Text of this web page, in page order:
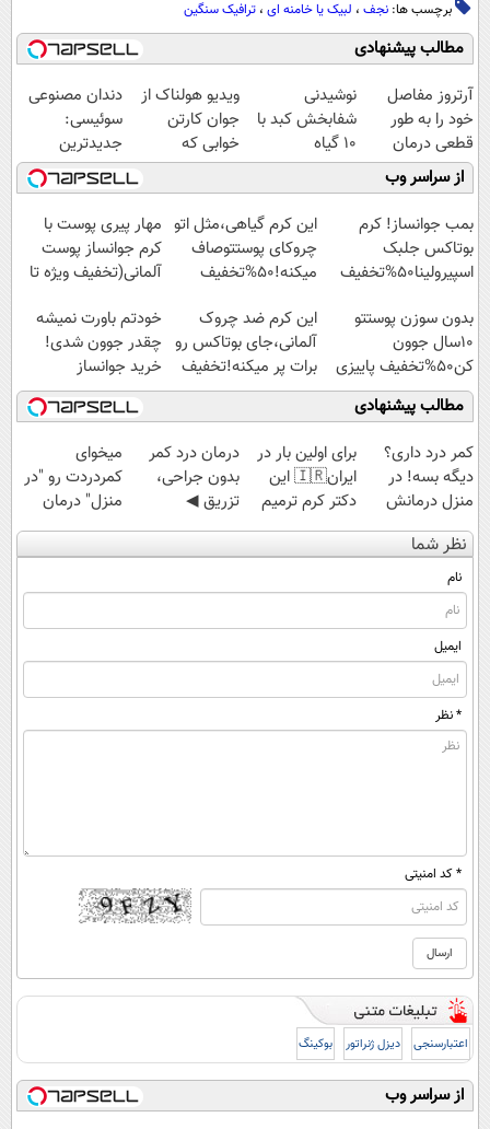
برچسب ها: نجف ، لبیک یا خامنه ای ، ترافیک سنگین
مطالب پیشنهادی
آرتروز مفاصل
خود را به طور
قطعی درمان
کنید!
◗پرسش‌نامه◖
نوشیدنی
شفابخش کبد با
10 گیاه
موثر(تخفیف تا
امشب)
ویدیو هولناک از
جوان کارتن
خوابی که
میلیاردر شد.
آموزش رایگان
دندان مصنوعی
سوئیسی:
جدیدترین
فناوری اروپا،
سبک و مقاوم |
پرداخت قسطی
از سراسر وب
بمب جوانساز! کرم
بوتاکس جلبک
اسپیرولینا50%تخفیف
این کرم گیاهی،مثل اتو
چروکای پوستتوصاف
میکنه!50%تخفیف
مهار پیری پوست با
کرم جوانساز پوست
آلمانی(تخفیف ویژه تا
بدون سوزن پوستتو
10سال جوون
کن50%تخفیف پاییزی
این کرم ضد چروک
آلمانی،جای بوتاکس رو
برات پر میکنه!تخفیف
تا امشب
خودتم باورت نمیشه
چقدر جوون شدی!
خرید جوانساز
اسپیرولینا با تخفیف
ویژه
مطالب پیشنهادی
کمر درد داری؟
دیگه بسه! در
منزل درمانش
کن
(◀پرسش‌نامه)
برای اولین بار در
ایران🇮🇷 این
دکتر کرم ترمیم
کننده 23 روزه
ساخت!
درمان درد کمر
بدون جراحی،
تزریق ◀
پرسش‌نامه رو پر
کن ▶
میخوای
کمردردت رو "در
منزل" درمان
کنی؟ (◂فیلم +
◂پرسش‌نامه)
نظر شما
نام
ایمیل
* نظر
* کد امنیتی
اعتبارسنجی دیزل ژنراتور بوکینگ
از سراسر وب